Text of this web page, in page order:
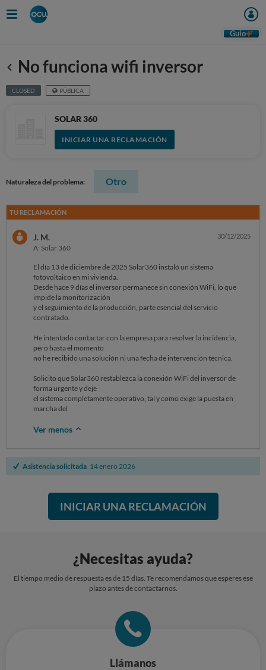
Guio
Anterior
No funciona wifi inversor
CLOSED PÚBLICA
SOLAR 360
INICIAR UNA RECLAMACIÓN
Naturaleza del problema: Otro
TU RECLAMACIÓN
J. M.
A: Solar 360
30/12/2025
El día 13 de diciembre de 2025 Solar360 instaló un sistema
fotovoltaico en mi vivienda.
Desde hace 9 días el inversor permanece sin conexión WiFi, lo que
impide la monitorización
y el seguimiento de la producción, parte esencial del servicio
contratado.
He intentado contactar con la empresa para resolver la incidencia,
pero hasta el momento
no he recibido una solución ni una fecha de intervención técnica.
Solicito que Solar360 restablezca la conexión WiFi del inversor de
forma urgente y deje
el sistema completamente operativo, tal y como exige la puesta en
marcha del
Ver menos
Asistencia solicitada 14 enero 2026
INICIAR UNA RECLAMACIÓN
¿Necesitas ayuda?
El tiempo medio de respuesta es de 15 días. Te recomendamos que esperes ese
plazo antes de contactarnos.
Llámanos